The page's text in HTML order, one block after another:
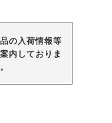
の入荷情報等
内しておりま